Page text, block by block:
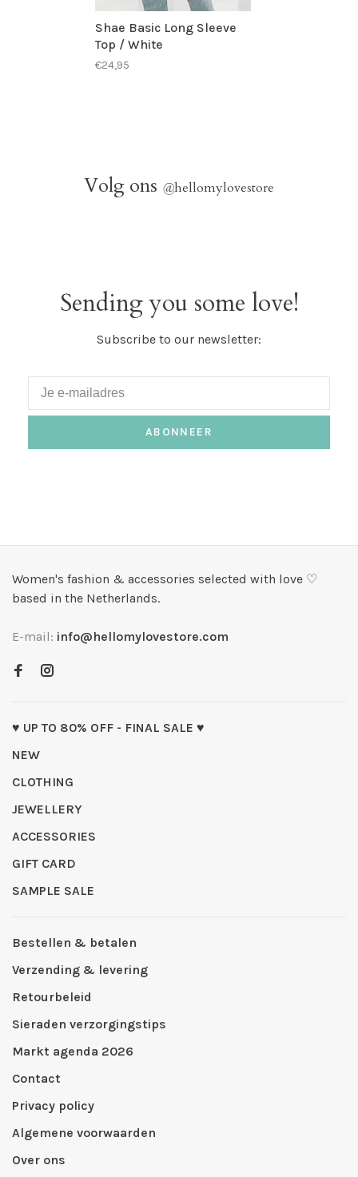
Shae Basic Long Sleeve
Top / White
€24,95
Volg ons @hellomylovestore
Sending you some love!
Subscribe to our newsletter:
ABONNEER
Women's fashion & accessories selected with love ♡
based in the Netherlands.
E-mail: info@hellomylovestore.com
♥ UP TO 80% OFF - FINAL SALE ♥
NEW
CLOTHING
JEWELLERY
ACCESSORIES
GIFT CARD
SAMPLE SALE
Bestellen & betalen
Verzending & levering
Retourbeleid
Sieraden verzorgingstips
Markt agenda 2026
Contact
Privacy policy
Algemene voorwaarden
Over ons